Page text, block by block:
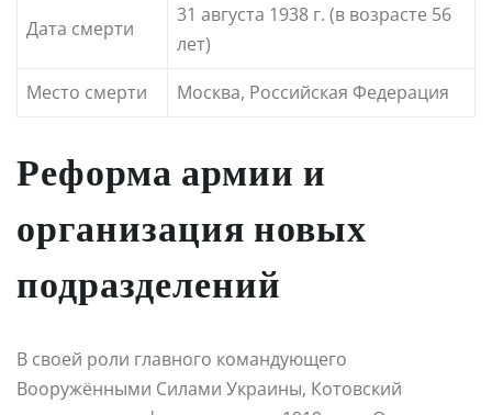
Дата смерти
31 августа 1938 г. (в возрасте 56
лет)
Место смерти
Москва, Российская Федерация
Реформа армии и
организация новых
подразделений
В своей роли главного командующего
Вооружёнными Силами Украины, Котовский